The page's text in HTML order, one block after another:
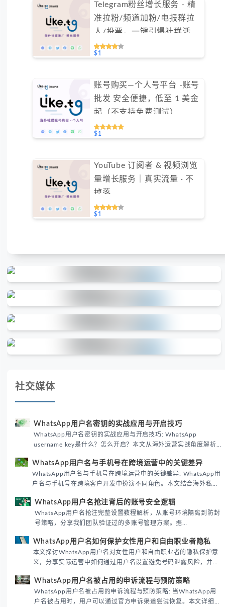
Telegram粉丝增长服务 - 精
准拉粉/频道加粉/电报群拉
人/投票，一键引爆社群活跃
（不支持免费测试）
$1
账号购买—个人号平台 -账号
批发 安全便捷，低至 1 美金
起（不支持免费测试）
$1
YouTube 订阅者 & 视频浏览
量增长服务｜真实流量 · 不
掉落
$1
社交媒体
WhatsApp用户名密钥的实战应用与开启技巧
WhatsApp用户名密钥的实战应用与开启技巧: WhatsApp
username key是什么？怎么开启？本文从海外运营实战角度解析
境团队高效触达目标客户。
WhatsApp用户名与手机号在跨境运营中的关键差异
WhatsApp用户名与手机号在跨境运营中的关键差异: WhatsApp用
户名与手机号在跨境客户开发中扮演不同角色。本文结合海外私域
际差异，帮助团队优化WhatsApp营销策略。
WhatsApp用户名抢注背后的账号安全逻辑
WhatsApp用户名抢注完整设置教程解析，从账号环境隔离到防封
号策略，分享我们团队验证过的多账号管理方案。据
性直接影响转化率。
WhatsApp用户名如何保护女性用户和自由职业者隐私
本文探讨WhatsApp用户名对女性用户和自由职业者的隐私保护意
义，分享实际运营中如何通过用户名设置避免号码泄露风险，并提
已成为全球数字沟通的首要考量。
WhatsApp用户名被占用的申诉流程与预防策略
WhatsApp用户名被占用的申诉流程与预防策略: 当WhatsApp用
户名被占用时，用户可以通过官方申诉渠道尝试恢复。本文详细解